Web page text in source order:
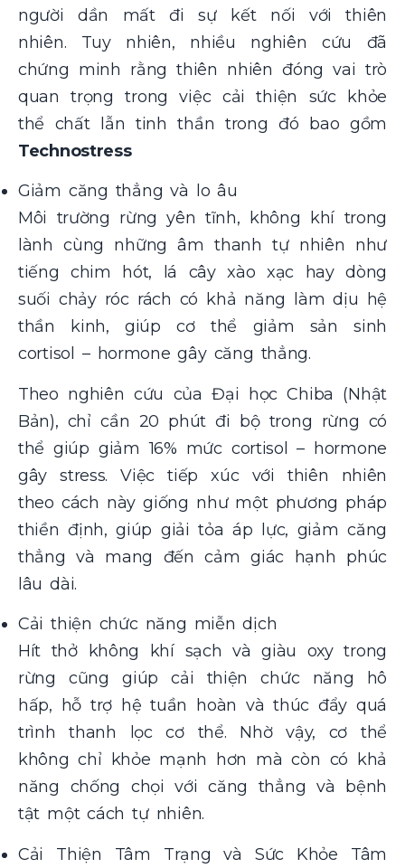
người dần mất đi sự kết nối với thiên
nhiên. Tuy nhiên, nhiều nghiên cứu đã
chứng minh rằng thiên nhiên đóng vai trò
quan trọng trong việc cải thiện sức khỏe
thể chất lẫn tinh thần trong đó bao gồm
Technostress
Giảm căng thẳng và lo âu
Môi trường rừng yên tĩnh, không khí trong
lành cùng những âm thanh tự nhiên như
tiếng chim hót, lá cây xào xạc hay dòng
suối chảy róc rách có khả năng làm dịu hệ
thần kinh, giúp cơ thể giảm sản sinh
cortisol – hormone gây căng thẳng.
Theo nghiên cứu của Đại học Chiba (Nhật
Bản), chỉ cần 20 phút đi bộ trong rừng có
thể giúp giảm 16% mức cortisol – hormone
gây stress. Việc tiếp xúc với thiên nhiên
theo cách này giống như một phương pháp
thiền định, giúp giải tỏa áp lực, giảm căng
thẳng và mang đến cảm giác hạnh phúc
lâu dài.
Cải thiện chức năng miễn dịch
Hít thở không khí sạch và giàu oxy trong
rừng cũng giúp cải thiện chức năng hô
hấp, hỗ trợ hệ tuần hoàn và thúc đẩy quá
trình thanh lọc cơ thể. Nhờ vậy, cơ thể
không chỉ khỏe mạnh hơn mà còn có khả
năng chống chọi với căng thẳng và bệnh
tật một cách tự nhiên.
Cải Thiện Tâm Trạng và Sức Khỏe Tâm